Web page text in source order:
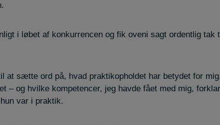
i løbet af konkurrencen og fik oveni sagt ordentlig
at sætte ord på, hvad praktikopholdet har betydet for
– og hvilke kompetencer, jeg havde fået med mig,
var i praktik.